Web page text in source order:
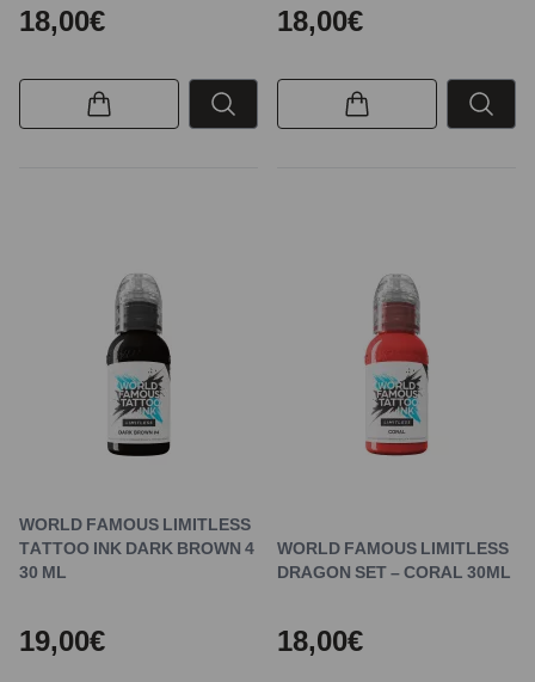
18,00€ 18,00€
WORLD FAMOUS LIMITLESS
TATTOO INK DARK BROWN 4
30 ML
19,00€
WORLD FAMOUS LIMITLESS
DRAGON SET – CORAL 30ML
18,00€